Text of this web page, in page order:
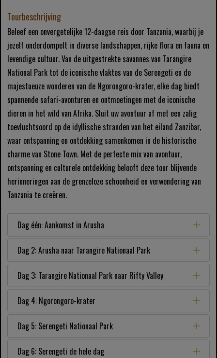
Tourbeschrijving
Beleef een onvergetelijke 12-daagse reis door Tanzania, waarbij je
jezelf onderdompelt in diverse landschappen, rijke flora en fauna en
levendige cultuur. Van de uitgestrekte savannes van Tarangire
National Park tot de iconische vlaktes van de Serengeti en de
majestueuze wonderen van de Ngorongoro-krater, elke dag biedt
spannende safari-avonturen en ontmoetingen met de iconische
dieren in het wild van Afrika. Sluit uw avontuur af met een zalig
toevluchtsoord op de idyllische stranden van het eiland Zanzibar,
waar ontspanning en ontdekking samenkomen in de historische
charme van Stone Town. Met de perfecte mix van avontuur,
ontspanning en culturele ontdekking belooft deze tour blijvende
herinneringen aan de grenzeloze schoonheid en verwondering van
Tanzania te creëren.
Dag één: Aankomst in Arusha
Dag 2: Arusha naar Tarangire Nationaal Park
Dag 3: Tarangire Nationaal Park naar Rifty Valley
Dag 4: Ngorongoro-krater
Dag 5: Serengeti Nationaal Park
Dag 6: Serengeti de hele dag